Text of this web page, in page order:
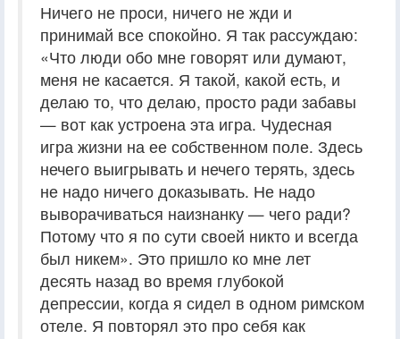
Ничего не проси, ничего не жди и
принимай все спокойно. Я так рассуждаю:
«Что люди обо мне говорят или думают,
меня не касается. Я такой, какой есть, и
делаю то, что делаю, просто ради забавы
— вот как устроена эта игра. Чудесная
игра жизни на ее собственном поле. Здесь
нечего выигрывать и нечего терять, здесь
не надо ничего доказывать. Не надо
выворачиваться наизнанку — чего ради?
Потому что я по сути своей никто и всегда
был никем». Это пришло ко мне лет
десять назад во время глубокой
депрессии, когда я сидел в одном римском
отеле. Я повторял это про себя как